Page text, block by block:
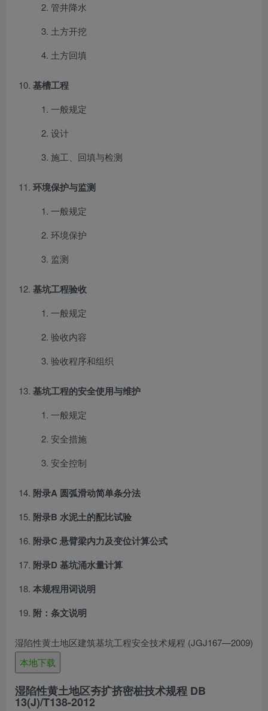
管井降水
土方开挖
土方回填
基槽工程
一般规定
设计
施工、回填与检测
环境保护与监测
一般规定
环境保护
监测
基坑工程验收
一般规定
验收内容
验收程序和组织
基坑工程的安全使用与维护
一般规定
安全措施
安全控制
附录A 圆弧滑动简单条分法
附录B 水泥土的配比试验
附录C 悬臂梁内力及变位计算公式
附录D 基坑涌水量计算
本规程用词说明
附：条文说明
湿陷性黄土地区建筑基坑工程安全技术规程 (JGJ167—2009)
本地下载
湿陷性黄土地区夯扩挤密桩技术规程 DB
13(J)/T138-2012